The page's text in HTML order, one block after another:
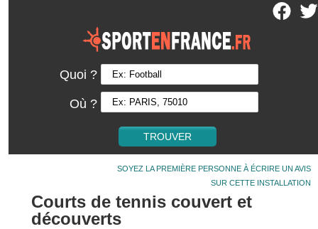
Quoi ?
Où ?
SOYEZ LA PREMIÈRE PERSONNE À ÉCRIRE UN AVIS
SUR CETTE INSTALLATION
Courts de tennis couvert et
découverts